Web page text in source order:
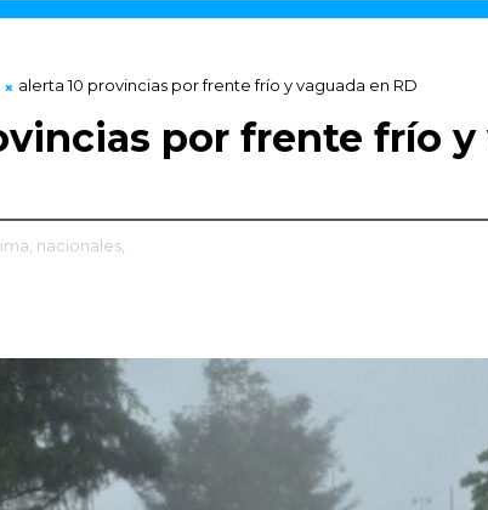
alerta 10 provincias por frente frío y vaguada en RD
por frente frío y
nacionales,